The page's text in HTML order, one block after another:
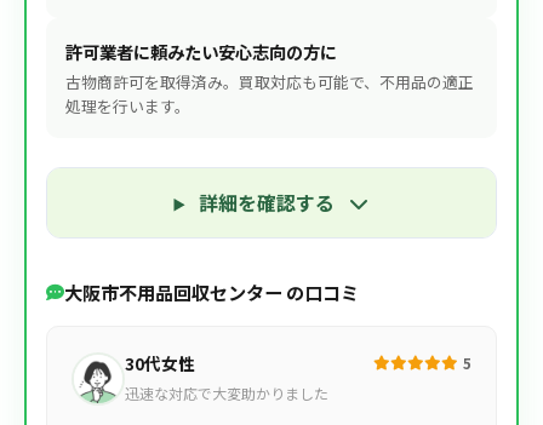
許可業者に頼みたい安心志向の方に
古物商許可を取得済み。買取対応も可能で、不用品の適正
処理を行います。
詳細を確認する
大阪市不用品回収センター の口コミ
30代女性
迅速な対応で大変助かりました
5